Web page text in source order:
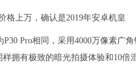
Pro相同，采用4000万像素广
拥有极致的暗光拍摄体验和10倍